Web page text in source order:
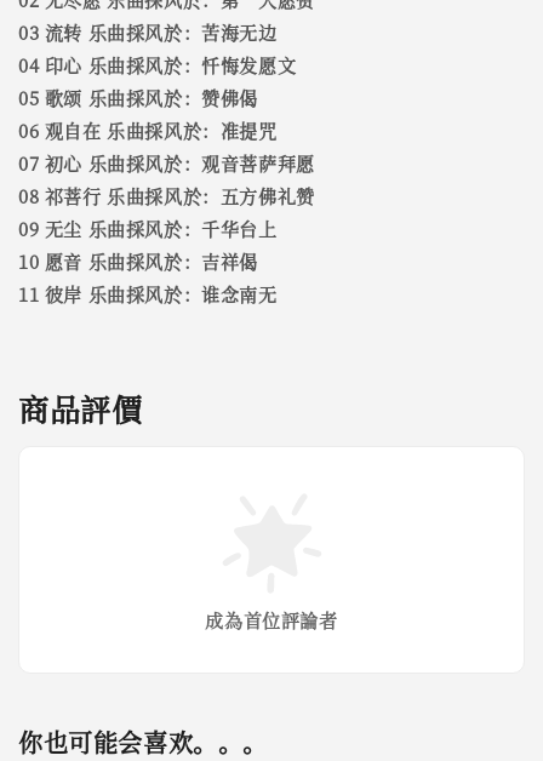
03 流转 乐曲採风於：苦海无边
04 印心 乐曲採风於：忏悔发愿文
05 歌颂 乐曲採风於：赞佛偈
06 观自在 乐曲採风於：准提咒
07 初心 乐曲採风於：观音菩萨拜愿
08 祁菩行 乐曲採风於：五方佛礼赞
09 无尘 乐曲採风於：千华台上
10 愿音 乐曲採风於：吉祥偈
11 彼岸 乐曲採风於：谁念南无
商品評價
成為首位評論者
你也可能会喜欢。。。